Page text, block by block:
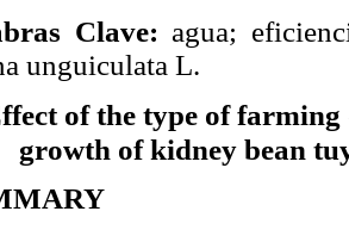
Clave: agua;
unguiculata L.
of the type of
growth of kidney bean